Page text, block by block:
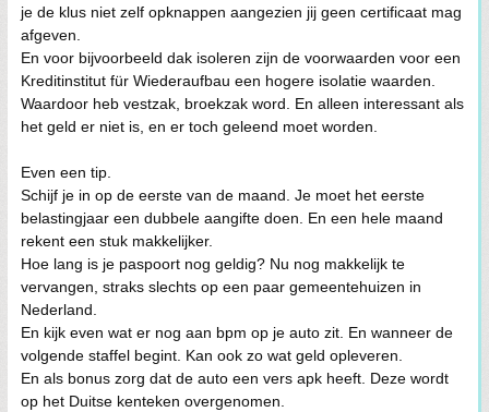
je de klus niet zelf opknappen aangezien jij geen certificaat mag
afgeven.
En voor bijvoorbeeld dak isoleren zijn de voorwaarden voor een
Kreditinstitut für Wiederaufbau een hogere isolatie waarden.
Waardoor heb vestzak, broekzak word. En alleen interessant als
het geld er niet is, en er toch geleend moet worden.
Even een tip.
Schijf je in op de eerste van de maand. Je moet het eerste
belastingjaar een dubbele aangifte doen. En een hele maand
rekent een stuk makkelijker.
Hoe lang is je paspoort nog geldig? Nu nog makkelijk te
vervangen, straks slechts op een paar gemeentehuizen in
Nederland.
En kijk even wat er nog aan bpm op je auto zit. En wanneer de
volgende staffel begint. Kan ook zo wat geld opleveren.
En als bonus zorg dat de auto een vers apk heeft. Deze wordt
op het Duitse kenteken overgenomen.